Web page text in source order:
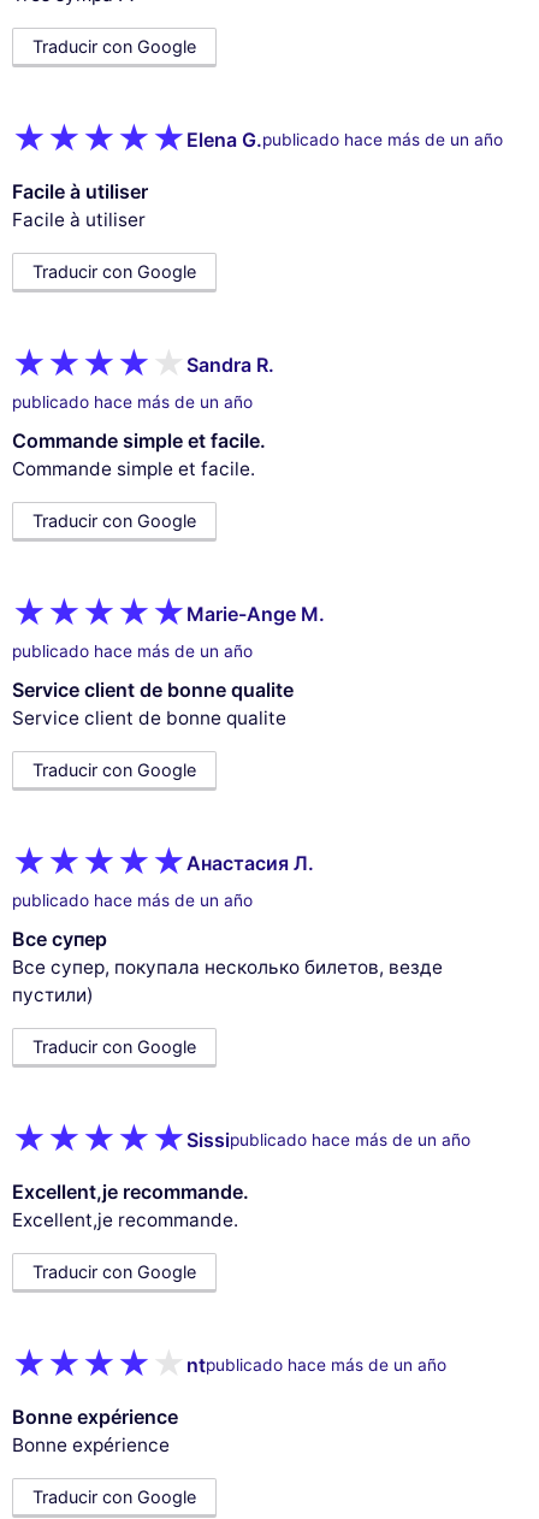
Traducir con Google
Elena G.publicado hace más de un año
Facile à utiliser
Facile à utiliser
Traducir con Google
Sandra R.
publicado hace más de un año
Commande simple et facile.
Commande simple et facile.
Traducir con Google
Marie-Ange M.
publicado hace más de un año
Service client de bonne qualite
Service client de bonne qualite
Traducir con Google
Анастасия Л.
publicado hace más de un año
Все супер
Все супер, покупала несколько билетов, везде
пустили)
Traducir con Google
Sissipublicado hace más de un año
Excellent,je recommande.
Excellent,je recommande.
Traducir con Google
ntpublicado hace más de un año
Bonne expérience
Bonne expérience
Traducir con Google